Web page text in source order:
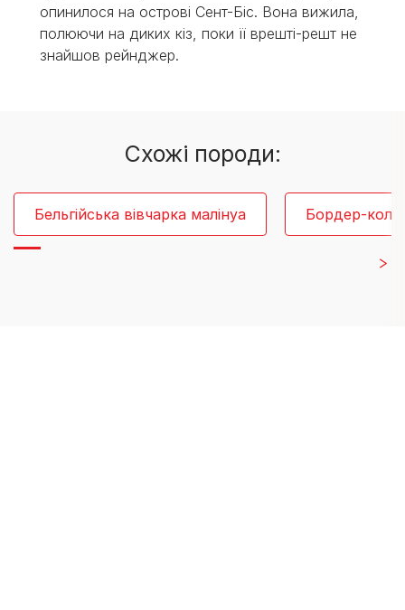
опинилося на острові Сент-Біс. Вона вижила,
полюючи на диких кіз, поки її врешті-решт не
знайшов рейнджер.
Cхожі породи:
Бельгійська вівчарка малінуа Бордер-коллі